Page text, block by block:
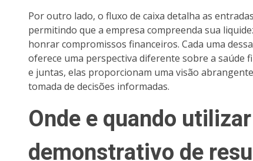
Por outro lado, o fluxo de caixa detalha as
permitindo que a empresa compreenda sua
honrar compromissos financeiros. Cada uma
oferece uma perspectiva diferente sobre a saúde
e juntas, elas proporcionam uma visão
tomada de decisões informadas.
Onde e quando
demonstrativo de